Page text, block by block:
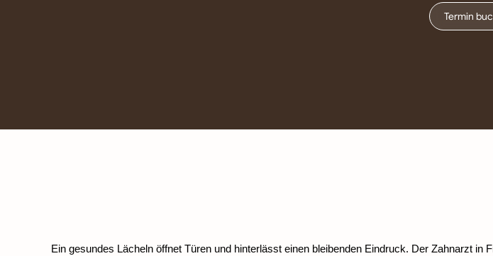
Termin
Ein gesundes Lächeln öffnet Türen und hinterlässt einen bleibenden Eindruck. Der Zahnarzt